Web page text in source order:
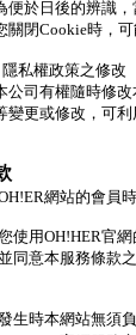
便於日後的辨識
關閉Cookie時，
隱私權政策之修改
公司有權隨時修
變更或修改，可利
網站的會員
使用OH!HER官
同意本服務條款
生時本網站無須